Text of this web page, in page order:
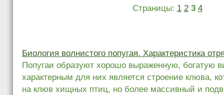
Страницы: 1 2 3 4
Биология волнистого попугая. Характеристика
Попугаи образуют хорошо выраженную, богатую
характерным для них является строение клюва,
на клюв хищных птиц, но более массивный и